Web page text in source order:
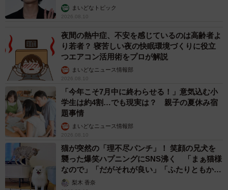
っこいい」
まいどなトピック
2026.08.10
夜間の熱中症、不安を感じているのは高齢者よ
り若者？ 寝苦しい夜の快眠環境づくりに役立
つエアコン活用術をプロが解説
まいどなニュース情報部
2026.08.10
「今年こそ7月中に終わらせる！」意気込む小
学生は約4割…でも現実は？ 親子の夏休み宿
題事情
まいどなニュース情報部
2026.08.10
猫が突然の「理不尽パンチ」！ 笑顔の兄犬を
襲った爆笑ハプニングにSNS沸く 「まぁ猫様
なので」「だがそれが良い」「ふたりともかわ
いいね」
梨木 香奈